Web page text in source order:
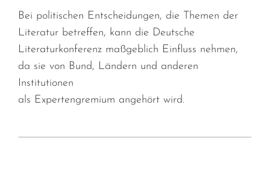
Bei politischen Entscheidungen, die Themen der
Literatur betreffen, kann die Deutsche
Literaturkonferenz maßgeblich Einfluss nehmen,
da sie von Bund, Ländern und anderen
Institutionen
als Expertengremium angehört wird.